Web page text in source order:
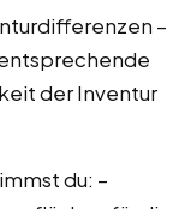
–
der Inventur
du: –